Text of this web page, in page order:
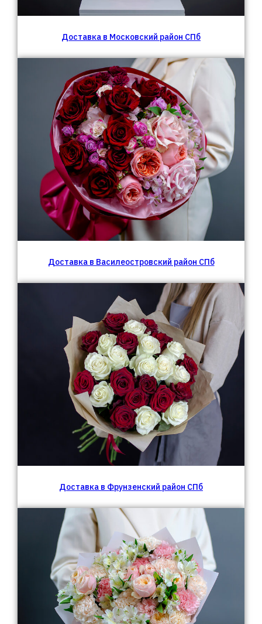
Доставка в Московский район СПб
Доставка в Василеостровский район СПб
Доставка в Фрунзенский район СПб
Букеты
В коробках